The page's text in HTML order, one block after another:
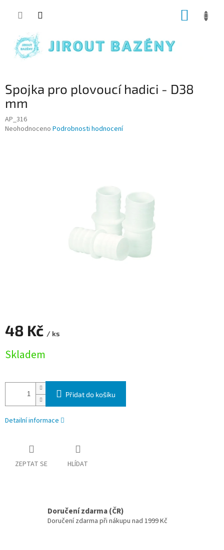
Spojka pro plovoucí hadici - D38
mm
AP_316
Průměrné hodnocení produktu je 0,0 z 5 hvězdiček.
Neohodnoceno Podrobnosti hodnocení
48 Kč / ks
Skladem
Přidat do košíku
Detailní informace
ZEPTAT SE HLÍDAT
Doručení zdarma (ČR)
Doručení zdarma při nákupu nad 1999 Kč